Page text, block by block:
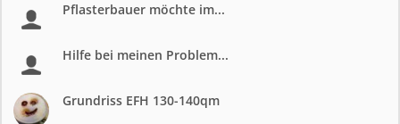
Pflasterbauer möchte im...
Hilfe bei meinen Problem...
Grundriss EFH 130-140qm